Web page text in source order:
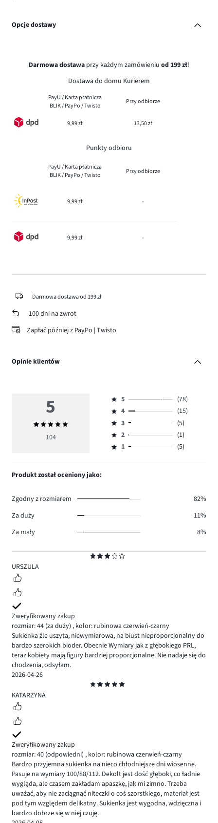
Opcje dostawy
Darmowa dostawa przy każdym zamówieniu od 199 zł!
Dostawa do domu Kurierem
PayU / Karta płatnicza
BLIK / PayPo / Twisto
Przy odbiorze
9,99 zł 13,50 zł
Punkty odbioru
PayU / Karta płatnicza
BLIK / PayPo / Twisto
Przy odbiorze
9,99 zł -
9,99 zł -
Darmowa dostawa od 199 zł
100 dni na zwrot
Zapłać później z PayPo | Twisto
Opinie klientów
3
URSZULA
Zweryfikowany zakup
rozmiar: 44 (za duży) , kolor: rubinowa czerwień-czarny
Sukienka źle uszyta, niewymiarowa, na biust nieproporcjonalny do
bardzo szerokich bioder. Obecnie Wymiary jak z głębokiego PRL,
teraz kobiety mają figury bardziej proporcjonalne. Nie nadaje się do
chodzenia, odsyłam.
2026-04-26
5
KATARZYNA
Zweryfikowany zakup
rozmiar: 40 (odpowiedni) , kolor: rubinowa czerwień-czarny
Bardzo przyjemna sukienka na nieco chłodniejsze dni wiosenne.
Pasuje na wymiary 100/88/112. Dekolt jest dość głęboki, co ładnie
wygląda, ale czasem zakładam apaszkę, jak mi zimno. Trzeba
uważać, aby nie zaciągnąć niteczki o coś szorstkiego, materiał jest
pod tym względem delikatny. Sukienka jest wygodna, wdzięczna i
bardzo dobrze się w niej czuję.
5
Średnia
ocena
104
Ocena
5,
ilość
głosów
78.
5
(78)
Ocena
4,
ilość
głosów
4
(15)
Ocena
3,
ilość
3
(5)
Ocena
2,
2
(1)
Ocena
1,
1 (5)
Produkt został oceniony jako:
Zgodny z rozmiarem
82%
Za duży
11%
Za mały
8%